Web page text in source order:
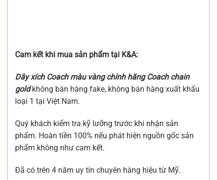
Cam kết khi mua sản phẩm tại K&A:
Dây xích Coach màu vàng chính hãng Coach chain
goldkhông bán hàng fake, không bán hàng xuất khẩu
loại 1 tại Việt Nam.
Quý khách kiểm tra kỹ lưỡng trước khi nhận sản
phẩm. Hoàn tiền 100% nếu phát hiện nguồn gốc sản
phẩm không như cam kết.
Đã có trên 4 năm uy tín chuyên hàng hiệu từ Mỹ.